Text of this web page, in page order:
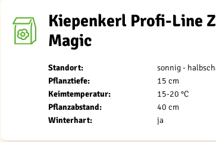
Kiepenkerl Profi-Line
Magic
Standort:
sonnig -
Pflanztiefe:
15 cm
Keimtemperatur:
15-20 °C
Pflanzabstand:
40 cm
Winterhart:
ja